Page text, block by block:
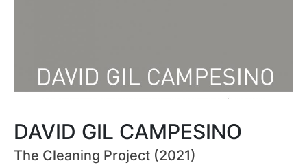
DAVID GIL CAMPESINO
The Cleaning Project (2021)